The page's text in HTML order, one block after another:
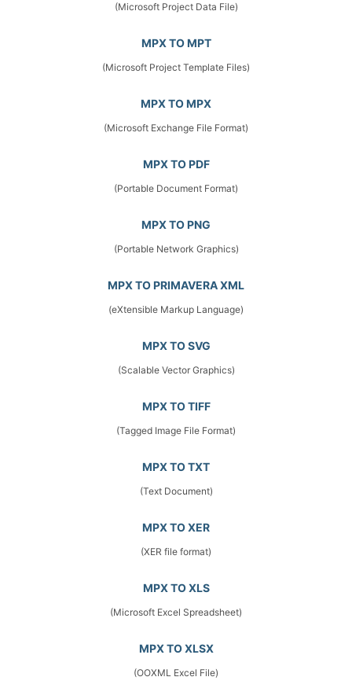
(Microsoft Project Data File)
MPX TO MPT
(Microsoft Project Template Files)
MPX TO MPX
(Microsoft Exchange File Format)
MPX TO PDF
(Portable Document Format)
MPX TO PNG
(Portable Network Graphics)
MPX TO PRIMAVERA XML
(eXtensible Markup Language)
MPX TO SVG
(Scalable Vector Graphics)
MPX TO TIFF
(Tagged Image File Format)
MPX TO TXT
(Text Document)
MPX TO XER
(XER file format)
MPX TO XLS
(Microsoft Excel Spreadsheet)
MPX TO XLSX
(OOXML Excel File)